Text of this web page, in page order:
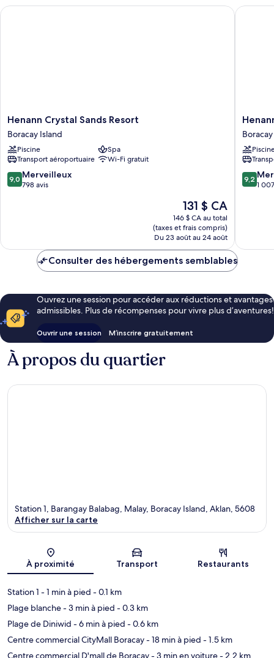
Henann
Crystal
Sands
Resort
Boracay
Island
Henann Crystal Sands Resort
Boracay Island
Piscine
Spa
Transport aéroportuaire
Wi-Fi gratuit
9.0
sur
9,0 Merveilleux
798 avis
Le
prix
est
de
131 $ CA
131 $ CA
146 $ CA au total
(taxes et frais compris)
Du 23 août au 24 août
Henann Crystal Sands Resort
Henann
Palm
Beach
Resort
Boracay
Island
9.2
sur
9,2
1
Henann
Consulter des hébergements semblables
Ouvrez une session pour accéder aux réductions et avantages
admissibles. Plus de récompenses pour vivre plus d’aventures!
Ouvrir une session M’inscrire gratuitement
À propos du quartier
Carte
Station 1, Barangay Balabag, Malay, Boracay Island, Aklan, 5608
Afficher sur la carte
À proximité Transport Restaurants
Station 1 - 1 min à pied - 0.1 km
Plage blanche- 3 min à pied - 0.3 km
Plage de Diniwid - 6 min à pied - 0.6 km
Centre commercial CityMall Boracay- 18 min à pied - 1.5 km
Centre commercial D'mall de Boracay- 3 min en voiture- 2.2 km